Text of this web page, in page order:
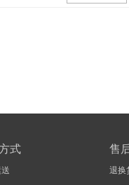
式 售
退换